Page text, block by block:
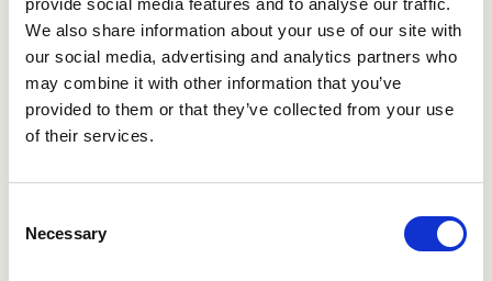
provide social media features and to analyse our traffic.
We also share information about your use of our site with
our social media, advertising and analytics partners who
may combine it with other information that you’ve
provided to them or that they’ve collected from your use
of their services.
Selection
Necessary
Vad som händer när referenstagning
misslyckas